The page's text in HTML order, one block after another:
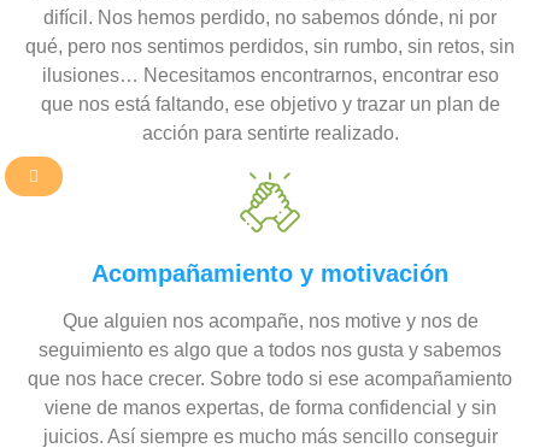
difícil. Nos hemos perdido, no sabemos dónde, ni por
qué, pero nos sentimos perdidos, sin rumbo, sin retos, sin
ilusiones… Necesitamos encontrarnos, encontrar eso
que nos está faltando, ese objetivo y trazar un plan de
acción para sentirte realizado.
Acompañamiento y motivación
Que alguien nos acompañe, nos motive y nos de
seguimiento es algo que a todos nos gusta y sabemos
que nos hace crecer. Sobre todo si ese acompañamiento
viene de manos expertas, de forma confidencial y sin
juicios. Así siempre es mucho más sencillo conseguir